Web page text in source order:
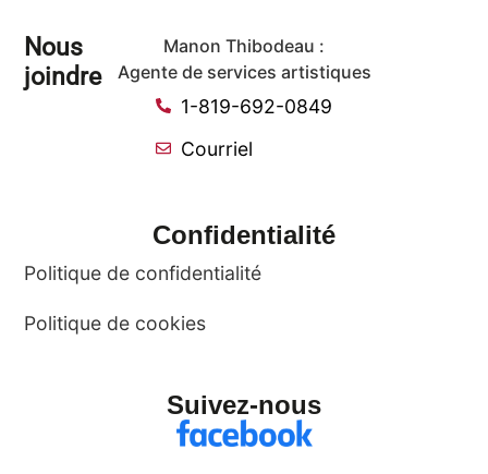
Nous
joindre
Manon Thibodeau :
Agente de services artistiques
1-819-692-0849
Courriel
Confidentialité
Politique de confidentialité
Politique de cookies
Suivez-nous